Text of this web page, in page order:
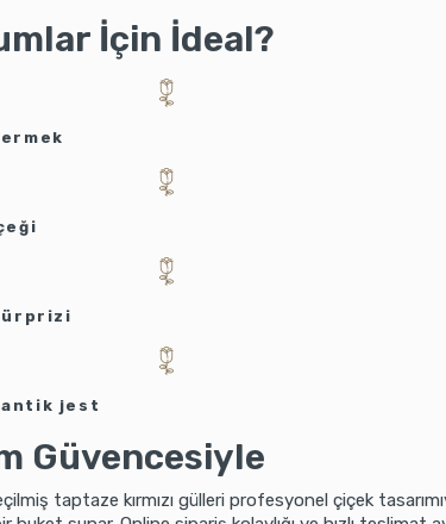
İçin İdeal?
jest
Güvencesiyle
taptaze kırmızı gülleri profesyonel çiçek